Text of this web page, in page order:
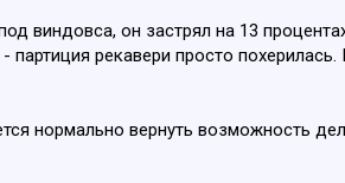
виндовса, он застрял на 13
партиция рекавери просто
нормально вернуть возможность